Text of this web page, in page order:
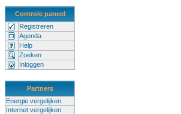
Controle paneel
Registreren
Agenda
Help
Zoeken
Inloggen
Partners
Energie vergelijken
Internet vergelijken